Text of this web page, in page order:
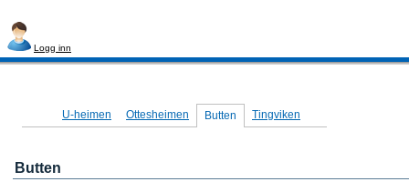
Logg inn
U-heimen Ottesheimen Butten Tingviken
Butten